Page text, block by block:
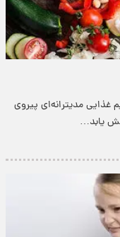
مدیترانه‌ای پیروی
یابد…